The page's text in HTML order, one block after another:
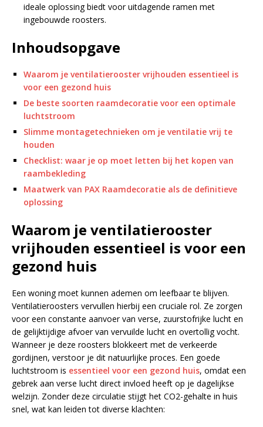
ideale oplossing biedt voor uitdagende ramen met
ingebouwde roosters.
Inhoudsopgave
Waarom je ventilatierooster vrijhouden essentieel is
voor een gezond huis
De beste soorten raamdecoratie voor een optimale
luchtstroom
Slimme montagetechnieken om je ventilatie vrij te
houden
Checklist: waar je op moet letten bij het kopen van
raambekleding
Maatwerk van PAX Raamdecoratie als de definitieve
oplossing
Waarom je ventilatierooster
vrijhouden essentieel is voor een
gezond huis
Een woning moet kunnen ademen om leefbaar te blijven.
Ventilatieroosters vervullen hierbij een cruciale rol. Ze zorgen
voor een constante aanvoer van verse, zuurstofrijke lucht en
de gelijktijdige afvoer van vervuilde lucht en overtollig vocht.
Wanneer je deze roosters blokkeert met de verkeerde
gordijnen, verstoor je dit natuurlijke proces. Een goede
luchtstroom is essentieel voor een gezond huis, omdat een
gebrek aan verse lucht direct invloed heeft op je dagelijkse
welzijn. Zonder deze circulatie stijgt het CO2-gehalte in huis
snel, wat kan leiden tot diverse klachten: